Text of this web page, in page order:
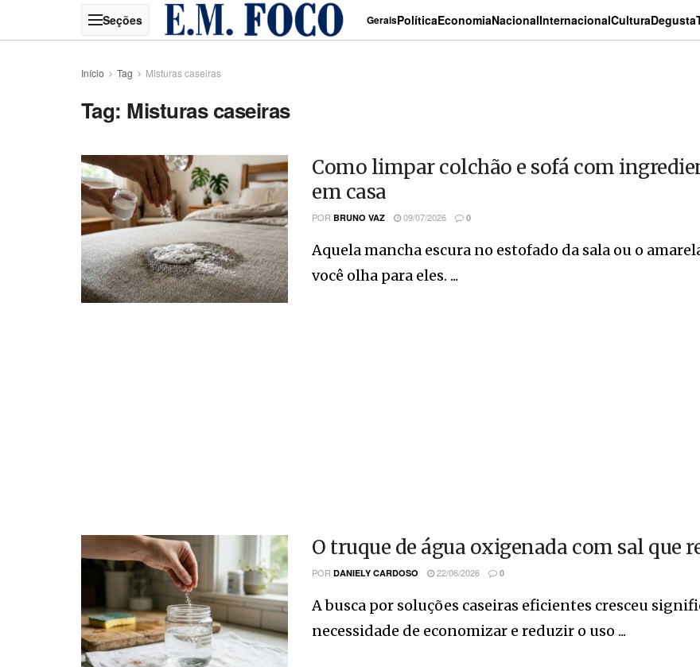
GeraisPolíticaEconomiaNacionalInternacionalCulturaDegusta
Início Tag Misturas caseiras
Tag: Misturas caseiras
Como limpar colchão e sofá com
em casa
POR BRUNO VAZ 09/07/2026 0
Aquela mancha escura no estofado da sala ou o
você olha para eles. ...
O truque de água oxigenada com sal que
POR DANIELY CARDOSO 22/06/2026 0
A busca por soluções caseiras eficientes cresceu
necessidade de economizar e reduzir o uso ...